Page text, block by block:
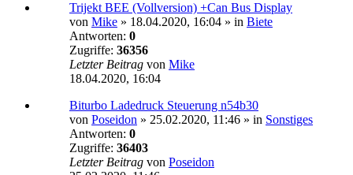
Trijekt BEE (Vollversion) +Can Bus Display
von Mike » 18.04.2020, 16:04 » in Biete
Antworten: 0
Zugriffe: 36356
Letzter Beitrag von Mike
18.04.2020, 16:04
Biturbo Ladedruck Steuerung n54b30
von Poseidon » 25.02.2020, 11:46 » in Sonstiges
Antworten: 0
Zugriffe: 36403
Letzter Beitrag von Poseidon